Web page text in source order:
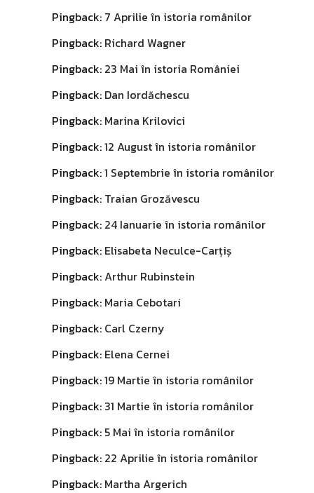
Pingback: 7 Aprilie în istoria românilor
Pingback: Richard Wagner
Pingback: 23 Mai în istoria României
Pingback: Dan Iordăchescu
Pingback: Marina Krilovici
Pingback:12 August în istoria românilor
Pingback:1 Septembrie în istoria românilor
Pingback: Traian Grozăvescu
Pingback: 24 Ianuarie în istoria românilor
Pingback: Elisabeta Neculce-Carțiș
Pingback:Arthur Rubinstein
Pingback: Maria Cebotari
Pingback: Carl Czerny
Pingback: Elena Cernei
Pingback:19 Martie în istoria românilor
Pingback: 31 Martie în istoria românilor
Pingback: 5 Mai în istoria românilor
Pingback: 22 Aprilie în istoria românilor
Pingback: Martha Argerich